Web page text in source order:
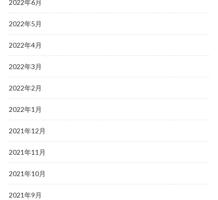
2022年6月
2022年5月
2022年4月
2022年3月
2022年2月
2022年1月
2021年12月
2021年11月
2021年10月
2021年9月